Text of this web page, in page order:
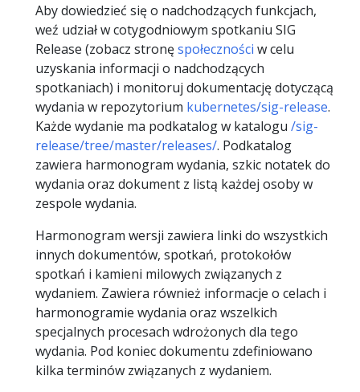
Aby dowiedzieć się o nadchodzących funkcjach,
weź udział w cotygodniowym spotkaniu SIG
Release (zobacz stronęspołeczności w celu
uzyskania informacji o nadchodzących
spotkaniach) i monitoruj dokumentację dotyczącą
wydania w repozytorium kubernetes/sig-release.
Każde wydanie ma podkatalog w katalogu /sig-
release/tree/master/releases/. Podkatalog
zawiera harmonogram wydania, szkic notatek do
wydania oraz dokument z listą każdej osoby w
zespole wydania.
Harmonogram wersji zawiera linki do wszystkich
innych dokumentów, spotkań, protokołów
spotkań i kamieni milowych związanych z
wydaniem. Zawiera również informacje o celach i
harmonogramie wydania oraz wszelkich
specjalnych procesach wdrożonych dla tego
wydania. Pod koniec dokumentu zdefiniowano
kilka terminów związanych z wydaniem.